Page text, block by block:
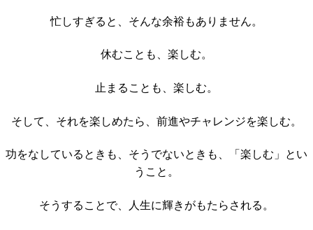
忙しすぎると、そんな余裕もありません。
休むことも、楽しむ。
止まることも、楽しむ。
そして、それを楽しめたら、前進やチャレンジを楽しむ。
功をなしているときも、そうでないときも、「楽しむ」とい
うこと。
そうすることで、人生に輝きがもたらされる。